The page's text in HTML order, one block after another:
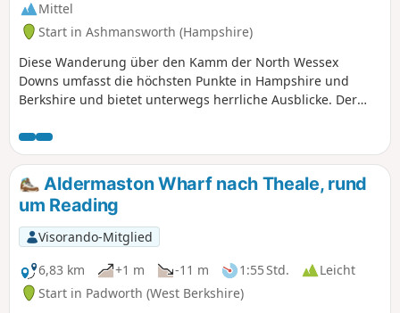
Mittel
Start in Ashmansworth (Hampshire)
Diese Wanderung über den Kamm der North Wessex
Downs umfasst die höchsten Punkte in Hampshire und
Berkshire und bietet unterwegs herrliche Ausblicke. Der
sich an die Kreidehügel schmiegen. Der Hinweg verläuft
größtenteils auf dem Wayfarer's Walk, während der
Rückweg teilweise über den Test Way führt.
Aldermaston Wharf nach Theale, rund
um Reading
Visorando-Mitglied
6,83 km
+1 m -11 m 1:55 Std.
Leicht
Start in Padworth (West Berkshire)